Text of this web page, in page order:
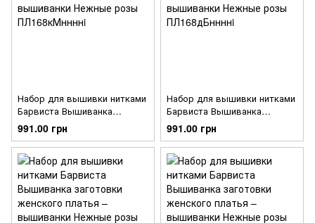
Набор для вышивки нитками
Барвиста Вышиванка
заготовки женского платья –
вышиванки Нежные розы
ПЛ168кМннннi
991.00 грн
Набор для вышивки нитками
Барвиста Вышиванка
заготовки женского платья –
вышиванки Нежные розы
ПЛ168дБннннi
991.00 грн